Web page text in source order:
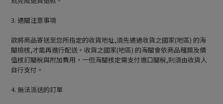
3. 通關注意事項
欲將商品寄送至您所指定的收貨地址,須先通過收貨之國家(地區) 的海
關檢核,才能再進行配送。收貨之國家(地區) 的海關會依商品種類及價
值核訂關稅與附加費用，一但海關核定需支付進口關稅,則須由收貨人
自行支付。
4. 無法派送的訂單